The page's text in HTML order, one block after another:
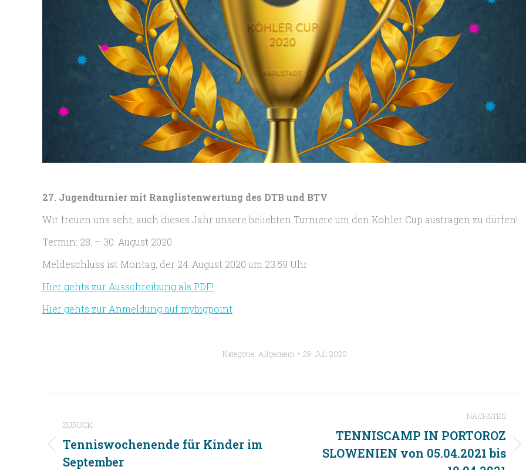
27. Jugendturnier mit Ranglistenwertung des DTB und BTV
Wir freuen uns sehr, auch dieses Jahr unsere beliebten Turniere um den Köhler Cup austragen zu dürfen!
Termin: 28. – 30. August 2020
Meldeschluss ist Montag, der 24. August 2020 um 23.59 Uhr
Hier gehts zur Ausschreibung als PDF!
Hier gehts zur Anmeldung auf mybigpoint
Kategorie: Allgemein 29. Juli 2020
ZURÜCK
Vorheriger
Tenniswochenende für Kinder im
September
NÄCHSTES
Nächster
TENNISCAMP IN PORTOROZ
SLOWENIEN von 05.04.2021 bis